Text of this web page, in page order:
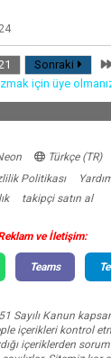
Sonraki
için üye
Türkçe (TR)
Politikası
takipçi satın al
ve İletişim:
Teams
Sayılı Kanun
içerikleri kontrol
içeriklerden